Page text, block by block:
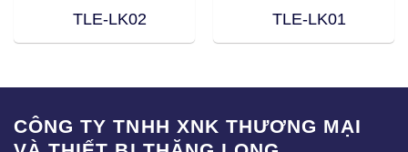
TLE-LK02 TLE-LK01
CÔNG TY TNHH XNK THƯƠNG MẠI